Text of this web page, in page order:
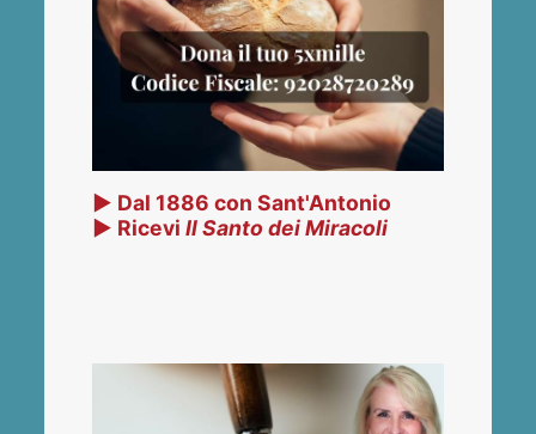
▶ Dal 1886 con Sant'Antonio
▶ RiceviIl Santo dei Miracoli